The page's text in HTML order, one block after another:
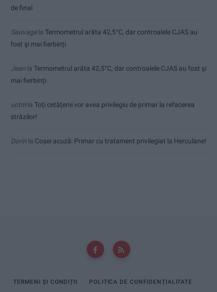
de final
Sauvagela Termometrul arăta 42,5°C, dar controalele CJAS au
fost și mai fierbinți
Jean la Termometrul arăta 42,5°C, dar controalele CJAS au fost și
mai fierbinți
uctmla Toți cetățenii vor avea privilegiu de primar la refacerea
străzilor!
Dorin la Coșei acuză: Primar cu tratament privilegiat la Herculane!
TERMENI ȘI CONDIȚII POLITICA DE CONFIDENȚIALITATE